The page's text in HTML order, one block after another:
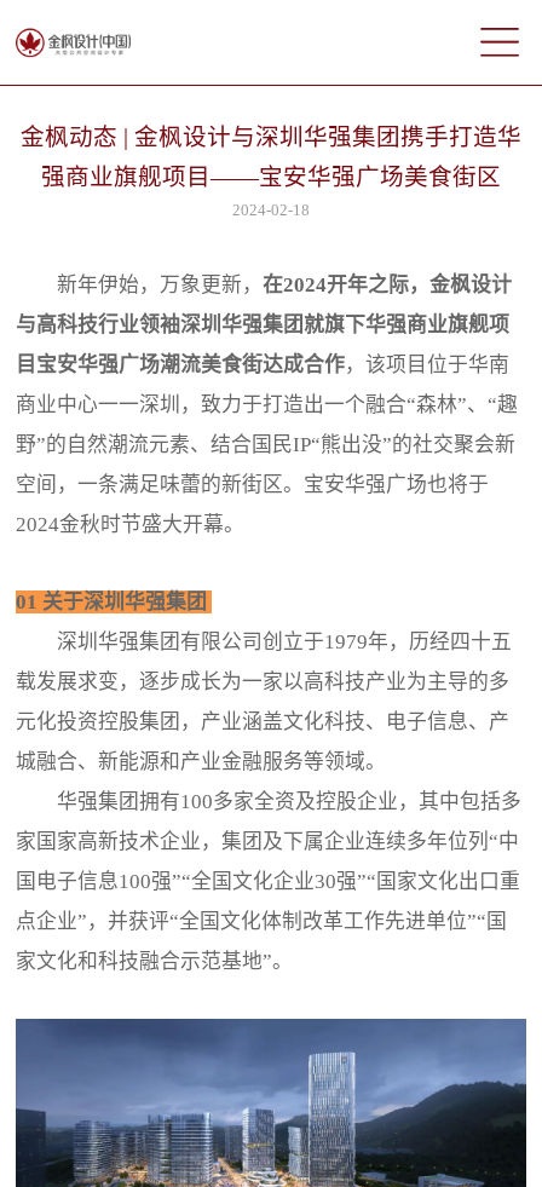
金枫动态 | 金枫设计与深圳华强集团携手打造华
强商业旗舰项目——宝安华强广场美食街区
2024-02-18
新年伊始，万象更新，在2024开年之际，金枫设计
与高科技行业领袖深圳华强集团就旗下华强商业旗舰项
目宝安华强广场潮流美食街达成合作，该项目位于华南
商业中心一一深圳，致力于打造出一个融合“森林”、“趣
野”的自然潮流元素、结合国民IP“熊出没”的社交聚会新
空间，一条满足味蕾的新街区。宝安华强广场也将于
2024金秋时节盛大开幕。
01 关于深圳华强集团
深圳华强集团有限公司创立于1979年，历经四十五
载发展求变，逐步成长为一家以高科技产业为主导的多
元化投资控股集团，产业涵盖文化科技、电子信息、产
城融合、新能源和产业金融服务等领域。
华强集团拥有100多家全资及控股企业，其中包括多
家国家高新技术企业，集团及下属企业连续多年位列“中
国电子信息100强”“全国文化企业30强”“国家文化出口重
点企业”，并获评“全国文化体制改革工作先进单位”“国
家文化和科技融合示范基地”。